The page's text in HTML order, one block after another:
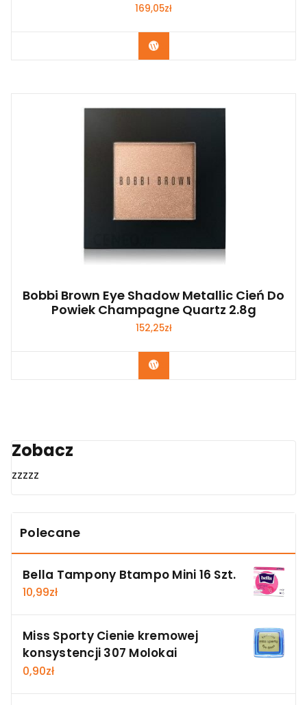
169,05zł
Zobacz
Bobbi Brown Eye Shadow Metallic Cień Do
Powiek Champagne Quartz 2.8g
152,25zł
Zobacz
Zobacz
zzzzz
Polecane
Bella Tampony Btampo Mini 16 Szt.
10,99zł
Miss Sporty Cienie kremowej
konsystencji 307 Molokai
0,90zł